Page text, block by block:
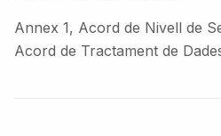
Annex 1, Acord de Nivell de
Acord de Tractament de